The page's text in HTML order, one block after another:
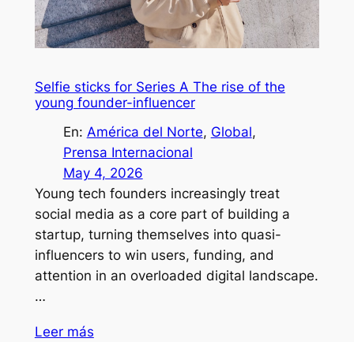
Selfie sticks for Series A The rise of the
young founder-influencer
En: América del Norte, Global
Prensa Internacional
May 4, 2026
Young tech founders increasingly treat
social media as a core part of building a
startup, turning themselves into quasi-
influencers to win users, funding, and
attention in an overloaded digital landscape.
…
Leer más